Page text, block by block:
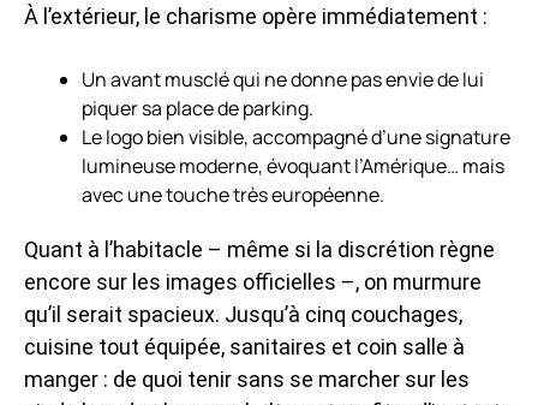
À l’extérieur, le charisme opère immédiatement :
Un avant musclé qui ne donne pas envie de lui
piquer sa place de parking.
Le logo bien visible, accompagné d’une signature
lumineuse moderne, évoquant l’Amérique… mais
avec une touche très européenne.
Quant à l’habitacle – même si la discrétion règne
encore sur les images officielles –, on murmure
qu’il serait spacieux. Jusqu’à cinq couchages,
cuisine tout équipée, sanitaires et coin salle à
manger : de quoi tenir sans se marcher sur les